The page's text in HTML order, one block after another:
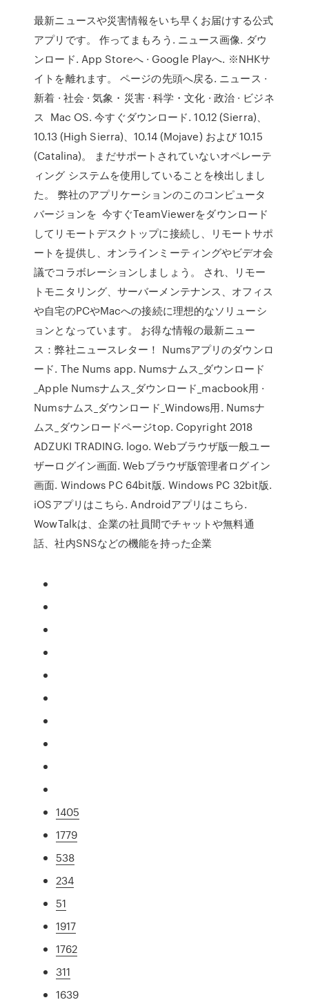
最新ニュースや災害情報をいち早くお届けする公式
アプリです。 作ってまもろう. ニュース画像. ダウ
ンロード. App Storeへ · Google Playへ. ※NHKサ
イトを離れます。 ページの先頭へ戻る. ニュース ·
新着 · 社会 · 気象・災害 · 科学・文化 · 政治 · ビジネ
ス Mac OS. 今すぐダウンロード. 10.12 (Sierra)、
10.13 (High Sierra)、10.14 (Mojave) および 10.15
(Catalina)。 まだサポートされていないオペレーテ
ィング システムを使用していることを検出しまし
た。 弊社のアプリケーションのこのコンピュータ
バージョンを 今すぐTeamViewerをダウンロード
してリモートデスクトップに接続し、リモートサポ
ートを提供し、オンラインミーティングやビデオ会
議でコラボレーションしましょう。 され、リモー
トモニタリング、サーバーメンテナンス、オフィス
や自宅のPCやMacへの接続に理想的なソリューシ
ョンとなっています。 お得な情報の最新ニュー
ス：弊社ニュースレター！ Numsアプリのダウンロ
ード. The Nums app. Numsナムス_ダウンロード
_Apple Numsナムス_ダウンロード_macbook用 ·
Numsナムス_ダウンロード_Windows用. Numsナ
ムス_ダウンロードページtop. Copyright 2018
ADZUKI TRADING. logo. Webブラウザ版一般ユー
ザーログイン画面. Webブラウザ版管理者ログイン
画面. Windows PC 64bit版. Windows PC 32bit版.
iOSアプリはこちら. Androidアプリはこちら.
WowTalkは、企業の社員間でチャットや無料通
話、社内SNSなどの機能を持った企業
1405
1779
538
234
51
1917
1762
311
1639